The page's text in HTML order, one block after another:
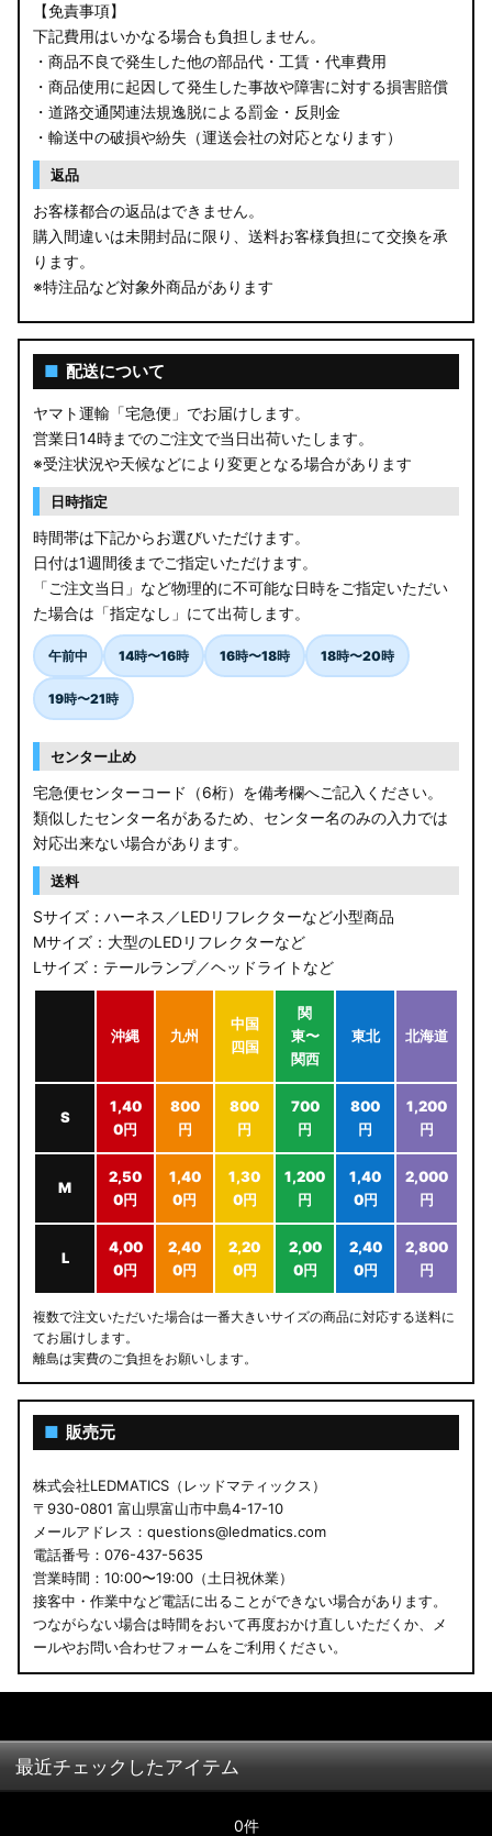
GU クロストレック
GU インプレッサ
VN5 VNH レヴォーグ / レイバック
ZD8 BRZ
ZC6 BRZ
URJ201 LX570
AGL10W RX450h
USF/UVF4# LS600h
JF5/6 N-BOX カスタム
MK94S/MK54S スペーシア / カスタム
ZCEDS/ZDEDS/ZCDDS/ZDDDS スイフト
AZSH36W/AZSH37W クラウンスポーツ
LA400K コペン
汎用LEDバルブ
アウトレット
JB64W/JB74W/JC74W ジムニー/シエラ/ノマド
【免責事項】
下記費用はいかなる場合も負担しません。
・商品不良で発生した他の部品代・工賃・代車費用
・商品使用に起因して発生した事故や障害に対する損害賠償
・道路交通関連法規逸脱による罰金・反則金
・輸送中の破損や紛失（運送会社の対応となります）
返品
お客様都合の返品はできません。
購入間違いは未開封品に限り、送料お客様負担にて交換を承
ります。
※特注品など対象外商品があります
■ 配送について
ヤマト運輸「宅急便」でお届けします。
営業日14時までのご注文で当日出荷いたします。
※受注状況や天候などにより変更となる場合があります
日時指定
時間帯は下記からお選びいただけます。
日付は1週間後までご指定いただけます。
「ご注文当日」など物理的に不可能な日時をご指定いただい
た場合は「指定なし」にて出荷します。
午前中 14時〜16時 16時〜18時 18時〜20時
19時〜21時
センター止め
宅急便センターコード（6桁）を備考欄へご記入ください。
類似したセンター名があるため、センター名のみの入力では
対応出来ない場合があります。
送料
Sサイズ：ハーネス／LEDリフレクターなど小型商品
Mサイズ：大型のLEDリフレクターなど
Lサイズ：テールランプ／ヘッドライトなど
沖縄 九州
中国
四国
関
東〜
関西
東北 北海道
S
1,40
0円
800
円
800
円
700
円
800
円
1,200
円
M
2,50
0円
1,40
0円
1,30
0円
1,200
円
1,40
0円
2,000
円
L
4,00
0円
2,40
0円
2,20
0円
2,00
0円
2,40
0円
2,800
円
複数で注文いただいた場合は一番大きいサイズの商品に対応する送料に
てお届けします。
離島は実費のご負担をお願いします。
■ 販売元
株式会社LEDMATICS（レッドマティックス）
〒930-0801 富山県富山市中島4-17-10
メールアドレス：questions@ledmatics.com
電話番号：076-437-5635
営業時間：10:00〜19:00（土日祝休業）
接客中・作業中など電話に出ることができない場合があります。
つながらない場合は時間をおいて再度おかけ直しいただくか、メ
ールやお問い合わせフォームをご利用ください。
最近チェックしたアイテム
0件